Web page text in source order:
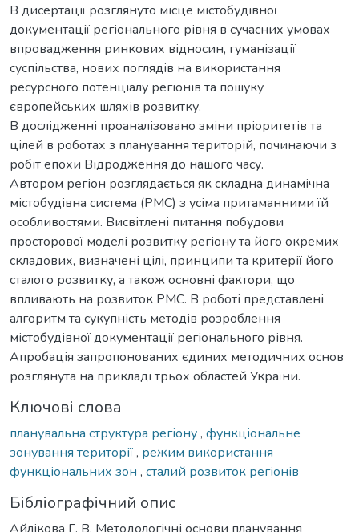
В дисертації розглянуто місце містобудівної
документації регіонального рівня в сучасних умовах
впровадження ринкових відносин, гуманізації
суспільства, нових поглядів на використання
ресурсного потенціалу регіонів та пошуку
європейських шляхів розвитку.
В дослідженні проаналізовано зміни пріоритетів та
цілей в роботах з планування територій, починаючи з
робіт епохи Відродження до нашого часу.
Автором регіон розглядається як складна динамічна
містобудівна система (РМС) з усіма притаманними їй
особливостями. Висвітлені питання побудови
просторової моделі розвитку регіону та його окремих
складових, визначені цілі, принципи та критерії його
сталого розвитку, а також основні фактори, що
впливають на розвиток РМС. В роботі представлені
алгоритм та сукупність методів розроблення
містобудівної документації регіонального рівня.
Апробація запропонованих єдиних методичних основ
розглянута на прикладі трьох областей України.
Ключові слова
планувальна структура регіону, функціональне
зонування території, режим використання
функціональних зон , сталий розвиток регіонів
Бібліографічний опис